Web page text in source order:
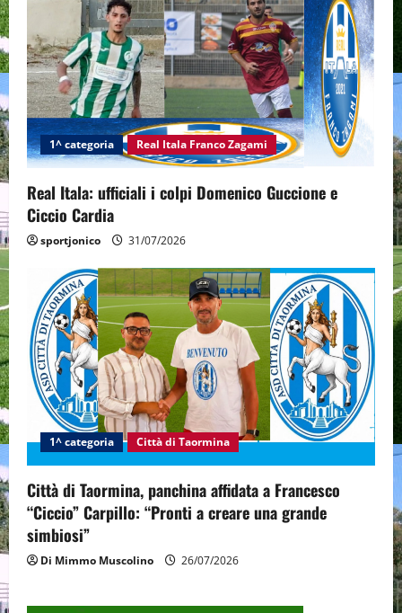
1^ categoria Real Itala Franco Zagami
Real Itala: ufficiali i colpi Domenico Guccione e
Ciccio Cardia
sportjonico 31/07/2026
1^ categoria Città di Taormina
Città di Taormina, panchina affidata a Francesco
“Ciccio” Carpillo: “Pronti a creare una grande
simbiosi”
Di Mimmo Muscolino 26/07/2026